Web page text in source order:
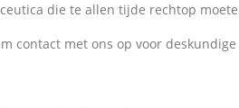
die te allen tijde rechtop
contact met ons op voor